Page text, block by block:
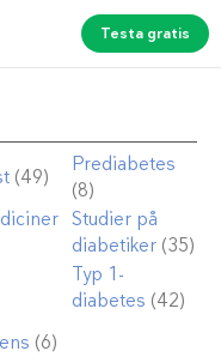
Testa gratis
(49)
Prediabetes
(8)
Studier på
diabetiker (35)
Typ 1-
diabetes (42)
(6)